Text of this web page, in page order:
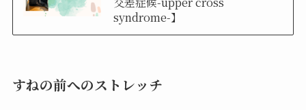
syndrome-】
すねの前へのストレッチ